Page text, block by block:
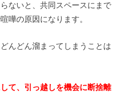
ないと、共同スペースにまで
嘩の原因になります。
んどん溜まってしまうことは
て、引っ越しを機会に断捨離